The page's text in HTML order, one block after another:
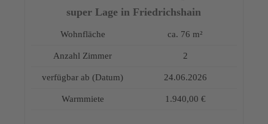
super Lage in Friedrichshain
Wohnfläche ca. 76 m²
Anzahl Zimmer 2
verfügbar ab (Datum) 24.06.2026
Warmmiete 1.940,00 €